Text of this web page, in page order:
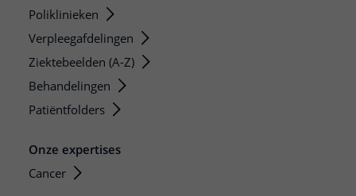
Poliklinieken
Verpleegafdelingen
Ziektebeelden (A-Z)
Behandelingen
Patiëntfolders
Onze expertises
Cancer